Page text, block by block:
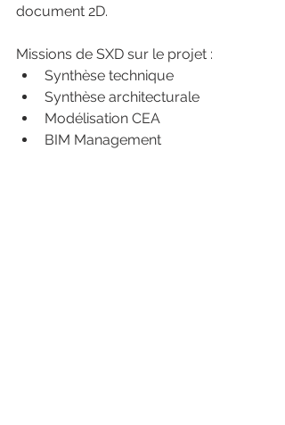
document 2D.
Missions de SXD sur le projet :
Synthèse technique
Synthèse architecturale
Modélisation CEA
BIM Management